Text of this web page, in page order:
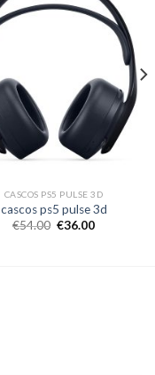
CASCOS PS5 PULSE 3D
cascos ps5 pulse 3d
€54.00 €36.00